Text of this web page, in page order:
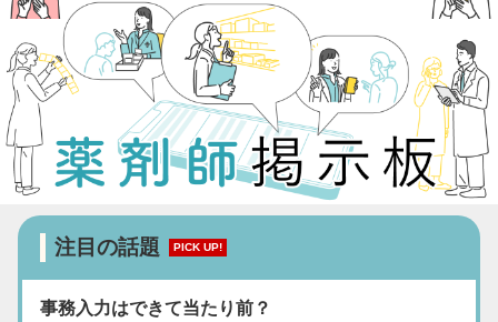
注目の話題 PICK UP!
事務入力はできて当たり前？